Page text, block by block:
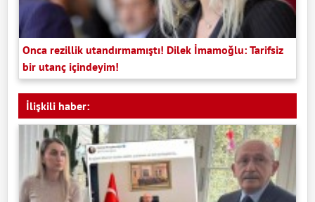
Onca rezillik utandırmamıştı! Dilek İmamoğlu: Tarifsiz
bir utanç içindeyim!
İlişkili haber: